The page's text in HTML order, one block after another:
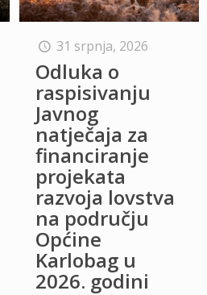
31 srpnja, 2026
Odluka o
raspisivanju
Javnog
natječaja za
financiranje
projekata
razvoja lovstva
na području
Općine
Karlobag u
2026. godini